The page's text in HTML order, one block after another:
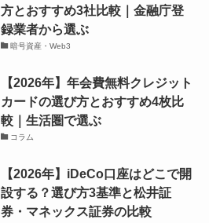
方とおすすめ3社比較｜金融庁登
録業者から選ぶ
暗号資産・Web3
【2026年】年会費無料クレジット
カードの選び方とおすすめ4枚比
較｜生活圏で選ぶ
コラム
【2026年】iDeCo口座はどこで開
設する？選び方3基準と松井証
券・マネックス証券の比較